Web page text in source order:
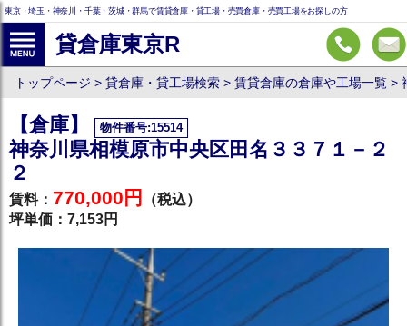
東京・埼玉・神奈川・千葉・茨城・群馬で賃貸倉庫・貸工場・売買倉庫・売買工場をお探しの方
貸倉庫東京R
トップページ 貸倉庫・貸工場検索 賃貸倉庫の倉庫や工場一覧
【倉庫】 物件番号:15514
神奈川県相模原市中央区田名３３７１－２
２
賃料： 770,000円
（税込）
坪単価：7,153円